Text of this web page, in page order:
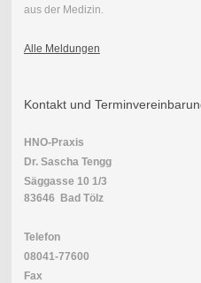
aus der Medizin.
Alle Meldungen
Kontakt und
HNO-Praxis
Dr. Sascha Tengg
Säggasse 10 1/3
83646 Bad Tölz
Telefon
08041-77600
Fax